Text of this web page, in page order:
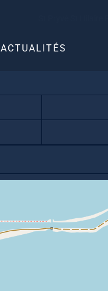
ACTUALITÉS